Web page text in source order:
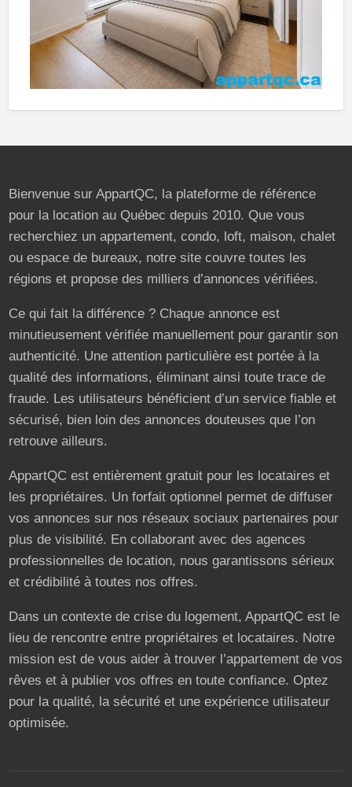
Bienvenue sur AppartQC, la plateforme de référence
pour la location au Québec depuis 2010. Que vous
recherchiez un appartement, condo, loft, maison, chalet
ou espace de bureaux, notre site couvre toutes les
régions et propose des milliers d’annonces vérifiées.
Ce qui fait la différence ? Chaque annonce est
minutieusement vérifiée manuellement pour garantir son
authenticité. Une attention particulière est portée à la
qualité des informations, éliminant ainsi toute trace de
fraude. Les utilisateurs bénéficient d’un service fiable et
sécurisé, bien loin des annonces douteuses que l’on
retrouve ailleurs.
AppartQC est entièrement gratuit pour les locataires et
les propriétaires. Un forfait optionnel permet de diffuser
vos annonces sur nos réseaux sociaux partenaires pour
plus de visibilité. En collaborant avec des agences
professionnelles de location, nous garantissons sérieux
et crédibilité à toutes nos offres.
Dans un contexte de crise du logement, AppartQC est le
lieu de rencontre entre propriétaires et locataires. Notre
mission est de vous aider à trouver l’appartement de vos
rêves et à publier vos offres en toute confiance. Optez
pour la qualité, la sécurité et une expérience utilisateur
optimisée.